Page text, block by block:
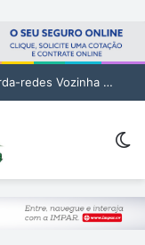
Tribunal da Relação de Barlavento – Ação Especial de Sandra Helena Monteiro Lima (2. pub)